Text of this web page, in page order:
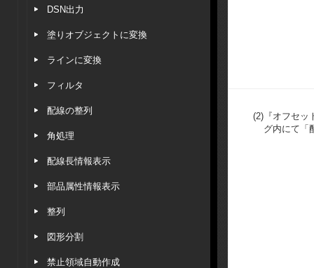
DSN出力
塗りオブジェクトに変換
ラインに変換
フィルタ
配線の整列
角処理
配線長情報表示
部品属性情報表示
整列
図形分割
禁止領域自動作成
(2) 『オフセ
グ内にて「